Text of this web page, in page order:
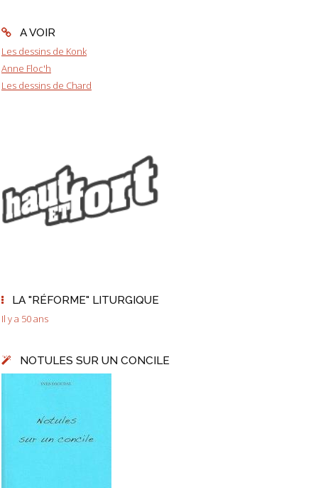
A VOIR
Les dessins de Konk
Anne Floc'h
Les dessins de Chard
LA "RÉFORME" LITURGIQUE
Il y a 50 ans
NOTULES SUR UN CONCILE